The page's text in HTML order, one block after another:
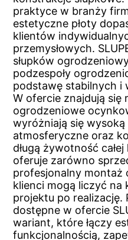
praktyce w branży
estetyczne płoty
klientów
przemysłowych.
słupków
podzespoły
podstawę stabilnych i
W ofercie znajdują się
ogrodzeniowe
wyróżniają się
atmosferyczne oraz
długą żywotność
oferuje zarówno
profesjonalny montaż
klienci mogą liczyć na
projektu po realizację.
dostępne w ofercie
wariant, które łączy
funkcjonalnością,